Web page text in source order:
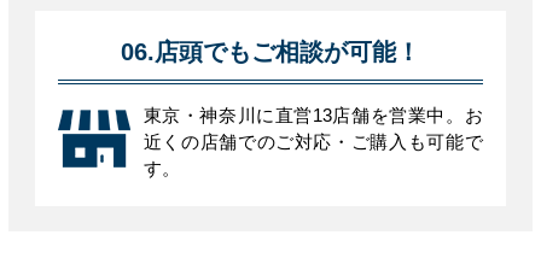
06.店頭でもご相談が可能！
東京・神奈川に直営13店舗を営業中。お
近くの店舗でのご対応・ご購入も可能で
す。